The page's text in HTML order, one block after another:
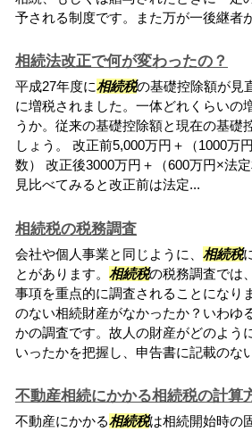
予される制度です。また万が一後継者
相続法改正で何が変わったの？
平成27年度に相続税の基礎控除額が見
に増税されました。一体どれくらいの
うか。従来の基礎控除額と現在の基礎
しょう。 改正前5,000万円＋（1000万
数） 改正後3000万円＋（600万円×法
見比べてみると改正前は法定...
相続税の税務調査
会社や個人事業と同じように、 相続税
とがあります。 相続税の税務調査では
事項を重点的に調査されることにな
のない相続財産がなかったか？いわゆ
かの調査です。故人の財産がどのよう
いったかを把握し、申告書に記載のな
不動産相続にかかる相続税の計算
不動産にかかる相続税は相続開始時の